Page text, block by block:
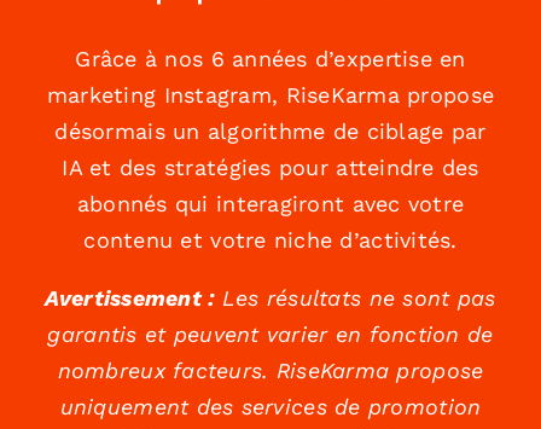
Grâce à nos 6 années d’expertise en
marketing Instagram, RiseKarma propose
désormais un algorithme de ciblage par
IA et des stratégies pour atteindre des
abonnés qui interagiront avec votre
contenu et votre niche d’activités.
Avertissement :Les résultats ne sont pas
garantis et peuvent varier en fonction de
nombreux facteurs. RiseKarma propose
uniquement des services de promotion